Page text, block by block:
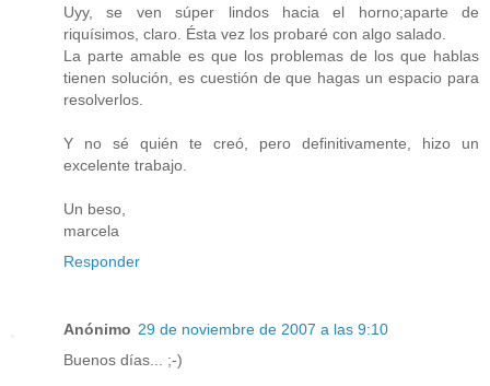
Uyy, se ven súper lindos hacia el horno;aparte de
riquísimos, claro. Ésta vez los probaré con algo salado.
La parte amable es que los problemas de los que hablas
tienen solución, es cuestión de que hagas un espacio para
resolverlos.
Y no sé quién te creó, pero definitivamente, hizo un
excelente trabajo.
Un beso,
marcela
Responder
Anónimo 29 de noviembre de 2007 a las 9:10
Buenos días... ;-)